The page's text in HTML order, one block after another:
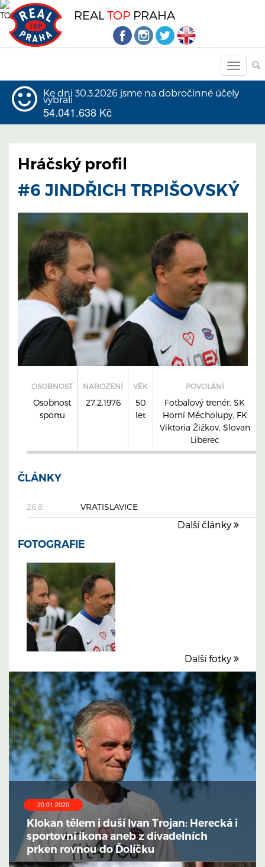
REAL TOP PRAHA
Ke dni 30.3.2026 jsme na dobročinné účely
vybrali
54.041.638 Kč
Hráčský profil
#6 JINDŘICH TRPIŠOVSKÝ
OSOBNOST
Osobnost
sportu
NAROZENÍ
27.2.1976
VĚK
50
let
POVOLÁNÍ
Fotbalový trenér. SK
Horní Měcholupy, FK
Viktoria Žižkov, Slovan
Liberec
ČLÁNKY
26.8. VRATISLAVICE
Další články
FOTOGRAFIE
Další fotky
20.01.2020
Klokan tělem i duší Ivan Trojan: Herecká i
sportovní ikona aneb z divadelních
prken rovnou do Ďolíčku